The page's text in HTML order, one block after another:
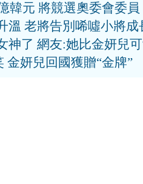
韓元 將競選奧委會委員
溫 老將告別唏噓小將成
神了 網友:她比金妍兒
金妍兒回國獲贈“金牌”